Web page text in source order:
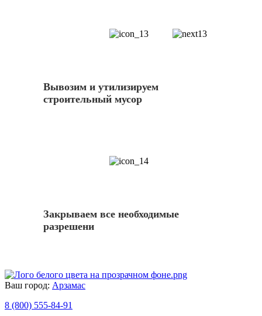
Вывозим и утилизируем
строительный мусор
Закрываем все необходимые
разрешени
Ваш город: Арзамас
8 (800) 555-84-91